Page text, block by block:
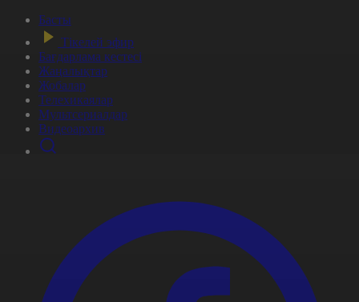
Басты
Тікелей эфир
Бағдарлама кестесі
Жаңалықтар
Жобалар
Телехикаялар
Мультсериалдар
Видеоархив